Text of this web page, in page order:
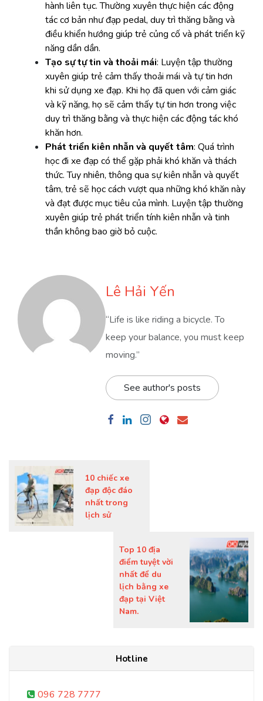
hành liên tục. Thường xuyên thực hiện các động
tác cơ bản như đạp pedal, duy trì thăng bằng và
điều khiển hướng giúp trẻ củng cố và phát triển kỹ
năng dần dần.
Tạo sự tự tin và thoải mái: Luyện tập thường
xuyên giúp trẻ cảm thấy thoải mái và tự tin hơn
khi sử dụng xe đạp. Khi họ đã quen với cảm giác
và kỹ năng, họ sẽ cảm thấy tự tin hơn trong việc
duy trì thăng bằng và thực hiện các động tác khó
khăn hơn.
Phát triển kiên nhẫn và quyết tâm: Quá trình
học đi xe đạp có thể gặp phải khó khăn và thách
thức. Tuy nhiên, thông qua sự kiên nhẫn và quyết
tâm, trẻ sẽ học cách vượt qua những khó khăn này
và đạt được mục tiêu của mình. Luyện tập thường
xuyên giúp trẻ phát triển tính kiên nhẫn và tinh
thần không bao giờ bỏ cuộc.
Lê Hải Yến
“Life is like riding a bicycle. To
keep your balance, you must keep
moving.”
See author's posts
10 chiếc xe
đạp độc đáo
nhất trong
lịch sử
Top 10 địa
điểm tuyệt vời
nhất để du
lịch bằng xe
đạp tại Việt
Nam.
Hotline
096 728 7777